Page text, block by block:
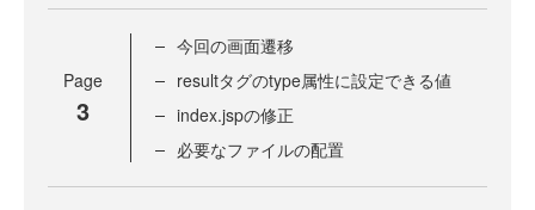
Page
3
今回の画面遷移
resultタグのtype属性に設定できる値
index.jspの修正
必要なファイルの配置